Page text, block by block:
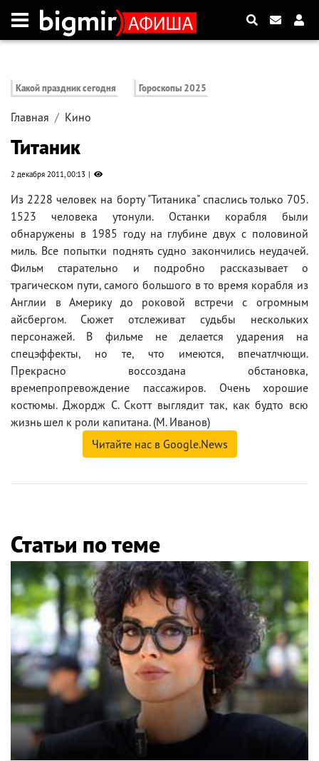
Какой праздник сегодня Гороскопы 2025
Главная Кино
Титаник
2 декабря 2011, 00:13
Из 2228 человек на борту "Титаника" спаслись только 705.
1523 человека утонули. Останки корабля были
обнаружены в 1985 году на глубине двух с половиной
миль. Все попытки поднять судно закончились неудачей.
Фильм старательно и подробно рассказывает о
трагическом пути, самого большого в то время корабля из
Англии в Америку до роковой встречи с огромным
айсбергом. Сюжет отслеживат судьбы нескольких
персонажей. В фильме не делается ударения на
спецэффекты, но те, что имеются, впечатлчющи.
Прекрасно воссоздана обстановка,
времепропревождение пассажиров. Очень хорошие
костюмы. Джордж С. Скотт выглядит так, как будто всю
жизнь шел к роли капитана. (М. Иванов)
Читайте нас в Google.News
Статьи по теме